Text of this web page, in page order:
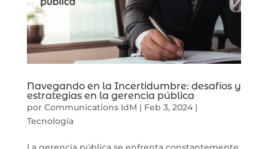
Navegando en la Incertidumbre: desafíos y
estrategias en la gerencia pública
por Communications IdM | Feb 3, 2024|
Tecnología